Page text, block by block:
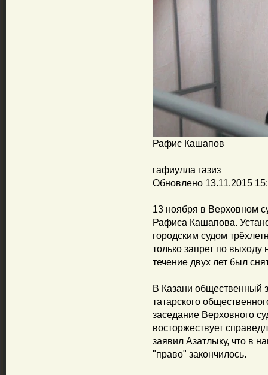
Рафис Кашапов
гафиулла газиз
Обновлено 13.11.2015
13 ноября в Верховном
Рафиса Кашапова.
городским судом
только запрет по выходу
течение двух лет был
В Казани общественный
татарского
заседание Верховного
восторжествует
заявил Азатлыку, что в
"право" закончилось.